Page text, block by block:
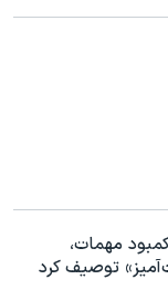
مهمات،
توصیف کرد